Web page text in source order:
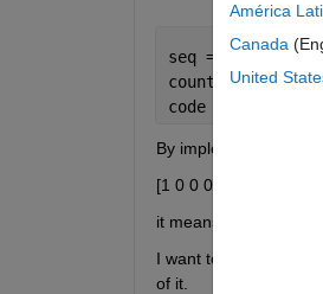
seq = [3 3 1 3
counts = [10 20
code =
By implementing this
[1 0 0 0 1 1 0 0 0 1 0
it means that it is
I want to know
of it.
América
Canada
United